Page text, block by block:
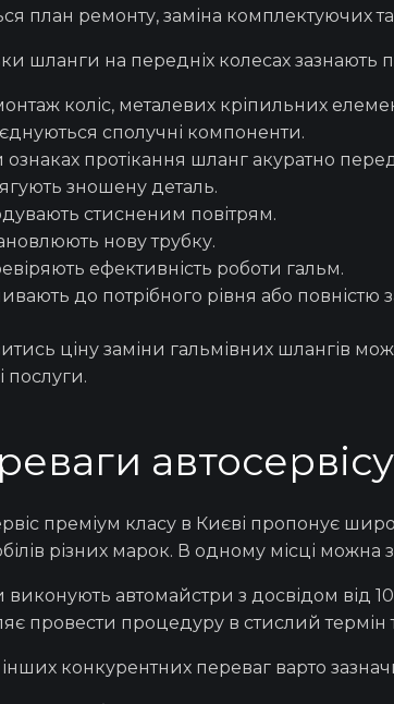
план ремонту, заміна комплектуючих
шланги на передніх колесах зазнають
коліс, металевих кріпильних
сполучні компоненти.
протікання шланг акуратно
зношену деталь.
стисненим повітрям.
нову трубку.
ефективність роботи гальм.
до потрібного рівня або повністю
ціну заміни гальмівних шлангів
послуги.
преміум класу в Києві пропонує
різних марок. В одному місці можна
виконують автомайстри з досвідом від
провести процедуру в стислий термін
конкурентних переваг варто